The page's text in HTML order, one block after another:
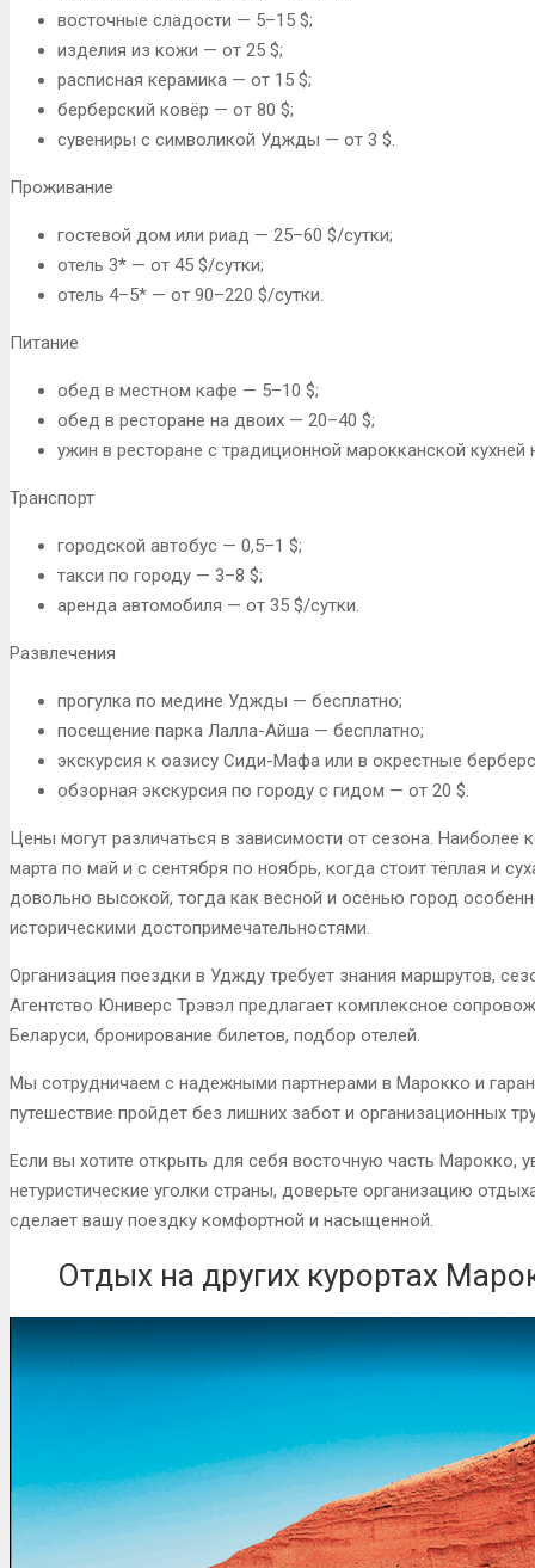
восточные сладости — 5–15 $;
изделия из кожи — от 25 $;
расписная керамика — от 15 $;
берберский ковёр — от 80 $;
сувениры с символикой Уджды — от 3 $.
Проживание
гостевой дом или риад — 25–60 $/сутки;
отель 3* — от 45 $/сутки;
отель 4–5* — от 90–220 $/сутки.
Питание
обед в местном кафе — 5–10 $;
обед в ресторане на двоих — 20–40 $;
ужин в ресторане с традиционной марокканской
Транспорт
городской автобус — 0,5–1 $;
такси по городу — 3–8 $;
аренда автомобиля — от 35 $/сутки.
Развлечения
прогулка по медине Уджды — бесплатно;
посещение парка Лалла-Айша — бесплатно;
экскурсия к оазису Сиди-Мафа или в окрестные
обзорная экскурсия по городу с гидом — от 20 $.
Цены могут различаться в зависимости от сезона.
марта по май и с сентября по ноябрь, когда стоит тёплая и
довольно высокой, тогда как весной и осенью город
историческими достопримечательностями.
Организация поездки в Уджду требует знания маршрутов,
Агентство Юниверс Трэвэл предлагает комплексное
Беларуси, бронирование билетов, подбор отелей.
Мы сотрудничаем с надежными партнерами в Марокко и
путешествие пройдет без лишних забот и организационных
Если вы хотите открыть для себя восточную часть Марокко,
нетуристические уголки страны, доверьте организацию
сделает вашу поездку комфортной и насыщенной.
Отдых на других курортах